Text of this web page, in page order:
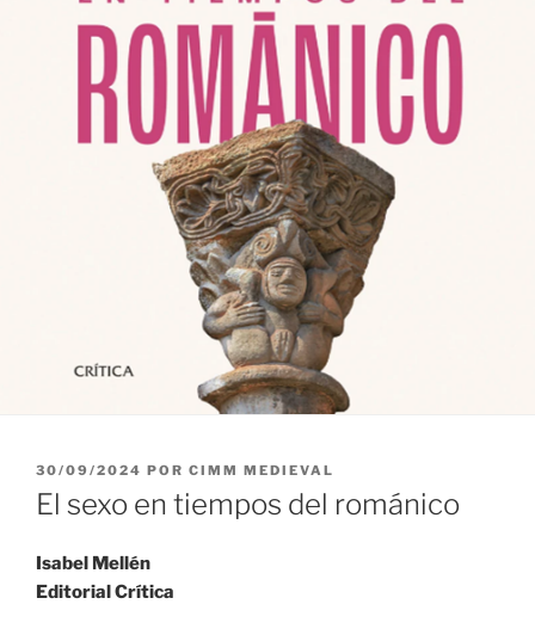
PUBLICADO
EL
30/09/2024 POR CIMM MEDIEVAL
El sexo en tiempos del románico
Isabel Mellén
Editorial Crítica